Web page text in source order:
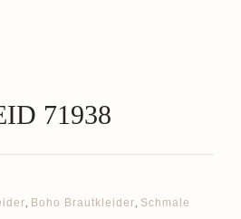
71938
, Boho Brautkleider, Schmale